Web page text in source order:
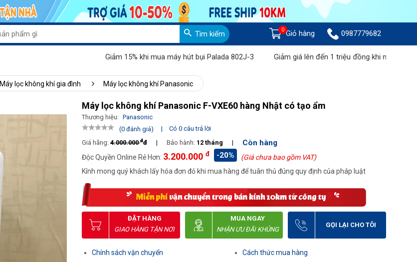
Tìm kiếm 0 Giỏ hàng 0987779682
Giảm 15% khi mua máy hút bụi Palada 802J-3 Giảm giá lên đến 1 triệu đồng khi mua Máy chà sàn liên
Máy lọc không khí gia đình Máy lọc không khí Panasonic
Máy lọc không khí Panasonic F-VXE60 hàng Nhật có tạo ẩm
Thương hiệu: Panasonic
(0 đánh giá)
|
Có 0 câu trả lời
Giá hãng: 4.000.000đđ | Bảo hành: 12 tháng | Còn hàng
Độc Quyền Online Rẻ Hơn: 3.200.000 đ -20%
(Giá chưa bao gồm VAT)
Kính mong quý khách lấy hóa đơn đỏ khi mua hàng để tuân thủ đúng quy định của pháp luật
ĐẶT HÀNG
GIAO HÀNG TẬN NƠI
MUA NGAY
NHẬN ƯU ĐÃI KHỦNG
GỌI LẠI CHO TÔI
Chính sách vận chuyển
Cách thức mua hàng